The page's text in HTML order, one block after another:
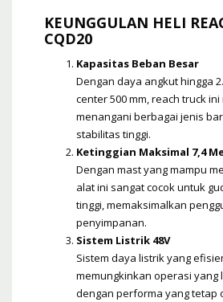
KEUNGGULAN HELI
CQD20
Kapasitas Beban Besar
Dengan daya angkut hingga
center 500 mm, reach truck ini
menangani berbagai jenis
stabilitas tinggi.
Ketinggian Maksimal 7,4
Dengan mast yang mampu
alat ini sangat cocok untuk
tinggi, memaksimalkan
penyimpanan.
Sistem Listrik 48V
Sistem daya listrik yang
memungkinkan operasi yang
dengan performa yang tetap